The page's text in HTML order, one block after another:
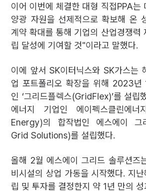
이어 이번에 체결한 대형 직접PPA는
양광 자원을 선제적으로 확보해 온
계약 확대를 통해 기업의 산업경쟁력
립 달성에 기여할 것"이라고 말했다.
이에 앞서 SK이터닉스와 SK가스는
업 포트폴리오 확장을 위해 2023년
인 ‘그리드플렉스(GridFlex)’를 설립
에너지 기업인 에이펙스클린에
Energy)의 합작법인 에스에이 그
Grid Solutions)를 설립했다.
올해 2월 에스에이 그리드 솔루션즈
비시설의 상업 가동을 시작했다. 지
립 및 투자를 결정한지 약 1년 만의 성